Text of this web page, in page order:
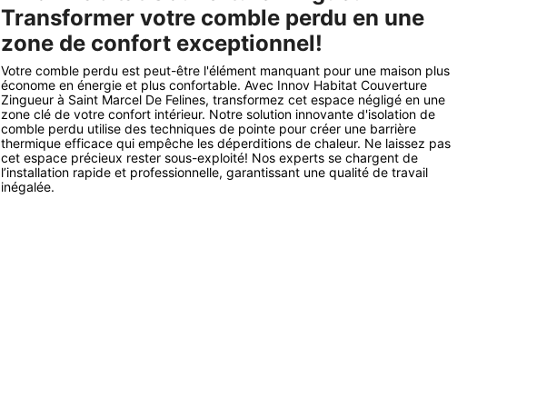
Transformer votre comble perdu en une
zone de confort exceptionnel!
Votre comble perdu est peut-être l'élément manquant pour une maison plus
économe en énergie et plus confortable. Avec Innov Habitat Couverture
Zingueur à Saint Marcel De Felines, transformez cet espace négligé en une
zone clé de votre confort intérieur. Notre solution innovante d'isolation de
comble perdu utilise des techniques de pointe pour créer une barrière
thermique efficace qui empêche les déperditions de chaleur. Ne laissez pas
cet espace précieux rester sous-exploité! Nos experts se chargent de
l’installation rapide et professionnelle, garantissant une qualité de travail
inégalée.